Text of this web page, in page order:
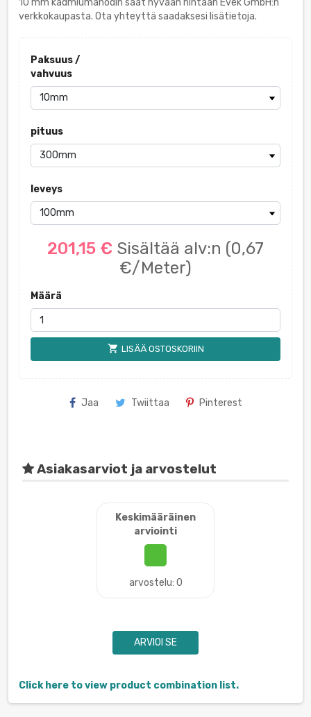
10 mm kadmiumanodin saat hyvään hintaan Evek GmbH:n
verkkokaupasta. Ota yhteyttä saadaksesi lisätietoja.
Paksuus /
vahvuus
pituus
leveys
201,15 € Sisältää alv:n (0,67
€/Meter)
Määrä
shopping_cart LISÄÄ OSTOSKORIIN
Jaa Twiittaa Pinterest
Asiakasarviot ja arvostelut
Keskimääräinen
arviointi
arvostelu: 0
ARVIOI SE
Click here to view product combination list.